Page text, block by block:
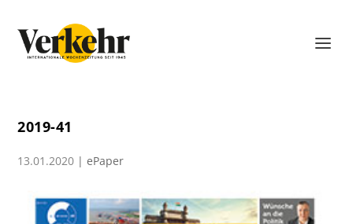
2019-41
13.01.2020 |ePaper